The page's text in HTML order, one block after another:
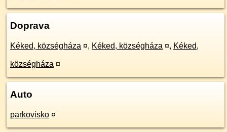
Doprava
Kéked, községháza ¤, Kéked, községháza ¤, Kéked,
községháza ¤
Auto
parkovisko ¤